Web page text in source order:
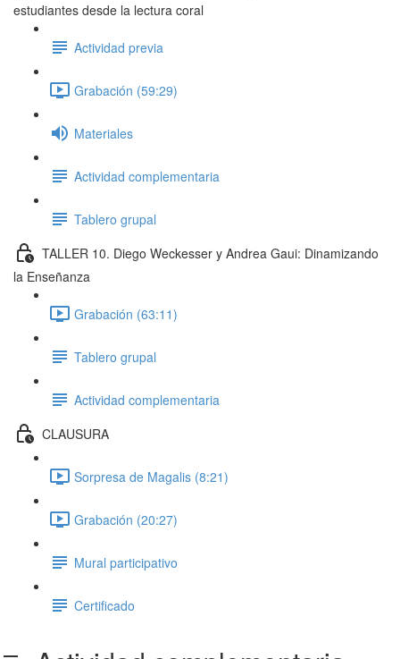
estudiantes desde la lectura coral
Actividad previa
Grabación (59:29)
Materiales
Actividad complementaria
Tablero grupal
TALLER 10. Diego Weckesser y Andrea Gaui: Dinamizando
la Enseñanza
Grabación (63:11)
Tablero grupal
Actividad complementaria
CLAUSURA
Sorpresa de Magalis (8:21)
Grabación (20:27)
Mural participativo
Certificado